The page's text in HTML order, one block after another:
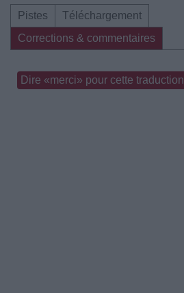
Pistes
Téléchargement
Corrections & commentaires
Dire «merci» pour cette traduction